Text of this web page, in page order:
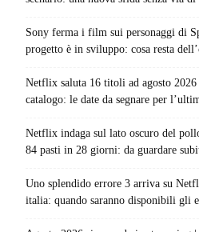
Sony ferma i film sui personaggi di
progetto è in sviluppo: cosa resta
Netflix saluta 16 titoli ad agosto
catalogo: le date da segnare per
Netflix indaga sul lato oscuro del
84 pasti in 28 giorni: da guardare
Uno splendido errore 3 arriva su
italia: quando saranno disponibili gli